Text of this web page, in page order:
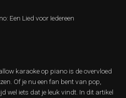
Een Lied voor Iedereen
karaoke op piano is de overvloed
Of je nu een fan bent van pop,
wel iets dat je leuk vindt. In dit artikel